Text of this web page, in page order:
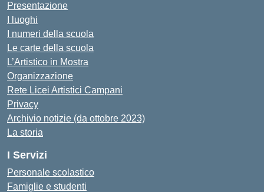
Presentazione
I luoghi
I numeri della scuola
Le carte della scuola
L’Artistico in Mostra
Organizzazione
Rete Licei Artistici Campani
Privacy
Archivio notizie (da ottobre 2023)
La storia
I Servizi
Personale scolastico
Famiglie e studenti